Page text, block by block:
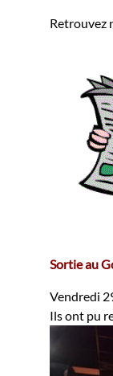
Retrouvez
Sortie au
Vendredi
Ils ont pu